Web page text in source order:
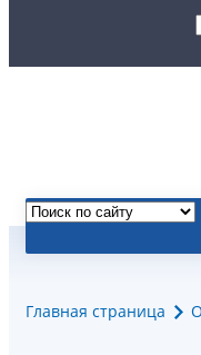
Главная страница